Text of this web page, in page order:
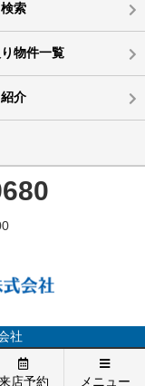
索
物件一覧
介
社
店予約 メニュー